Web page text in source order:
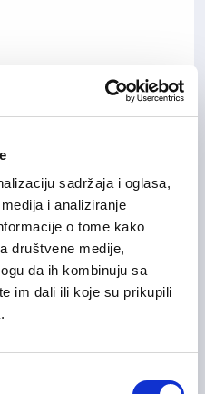
sadržaja i oglasa,
i analiziranje
o tome kako
društvene medije,
da ih kombinuju sa
im dali ili koje su prikupili